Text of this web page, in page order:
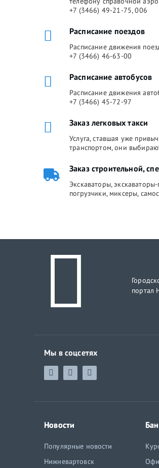
+7 (3466) 49-21-75, 006
Расписание поездов
Расписание движения
+7 (3466) 46-63-00
Расписание автобусов
Расписание движения
+7 (3466) 45-72-97
Заказ легковых такси
Услуга, ставшая уже
транспортом, они
Заказ строительной,
Экскаваторы,
погрузчики, миксеры,
портал
Мы в соцсетях
Новости
Популярные новости
Нижневартовск